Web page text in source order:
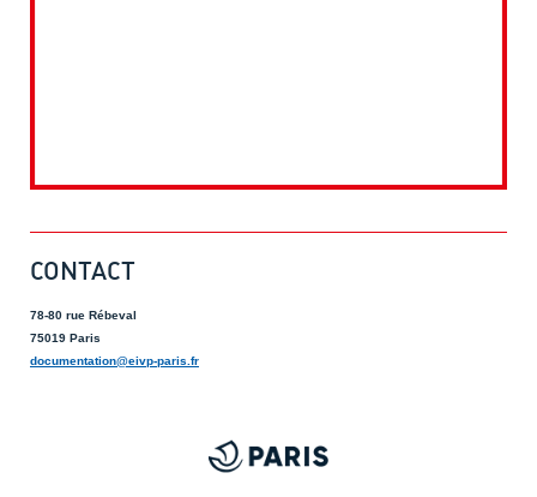
CONTACT
78-80 rue Rébeval
75019 Paris
documentation@eivp-paris.fr